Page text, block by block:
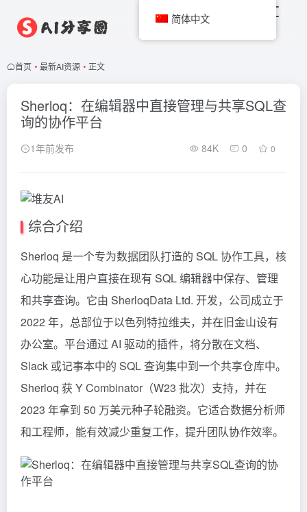
首页 • 最新AI资源 • 正文
Sherloq：在编辑器中直接管理与共享SQL查
询的协作平台
1年前发布 84K 0 0
综合介绍
Sherloq 是一个专为数据团队打造的 SQL 协作工具，核
心功能是让用户直接在现有 SQL 编辑器中保存、管理
和共享查询。它由 SherloqData Ltd. 开发，公司成立于
2022 年，总部位于以色列特拉维夫，并在旧金山设有
办公室。平台通过 AI 驱动的插件，将分散在文档、
Slack 或记事本中的 SQL 查询集中到一个共享仓库中。
Sherloq 获 Y Combinator（W23 批次）支持，并在
2023 年拿到 50 万美元种子轮融资。它适合数据分析师
和工程师，能有效减少重复工作，提升团队协作效率。
简体中文